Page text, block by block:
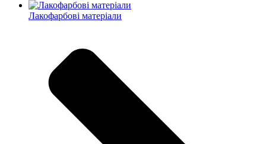
Лакофарбові матеріали